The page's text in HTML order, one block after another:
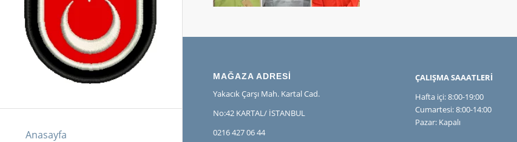
Anasayfa
MAĞAZA ADRESİ
Yakacık Çarşı Mah. Kartal Cad.
No:42 KARTAL/ İSTANBUL
0216 427 06 44
ÇALIŞMA SAAATLERİ
Hafta içi: 8:00-19:00
Cumartesi: 8:00-14:00
Pazar: Kapalı